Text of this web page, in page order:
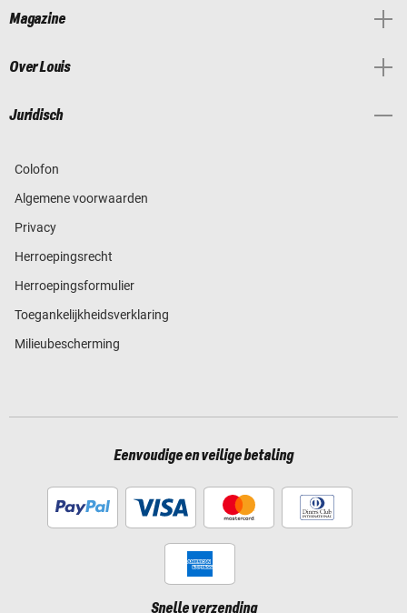
Magazine
Over Louis
Juridisch
Colofon
Algemene voorwaarden
Privacy
Herroepingsrecht
Herroepingsformulier
Toegankelijkheidsverklaring
Milieubescherming
Eenvoudige en veilige betaling
Snelle verzending